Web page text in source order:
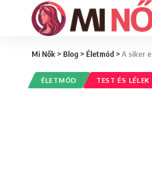
Mi Nők > Blog > Életmód >A siker
ÉLETMÓD TEST ÉS LÉLEK